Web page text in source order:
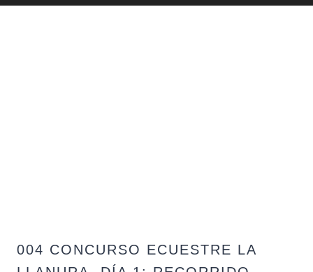
004 CONCURSO ECUESTRE LA